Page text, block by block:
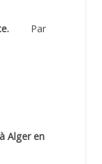
Par
Alger en